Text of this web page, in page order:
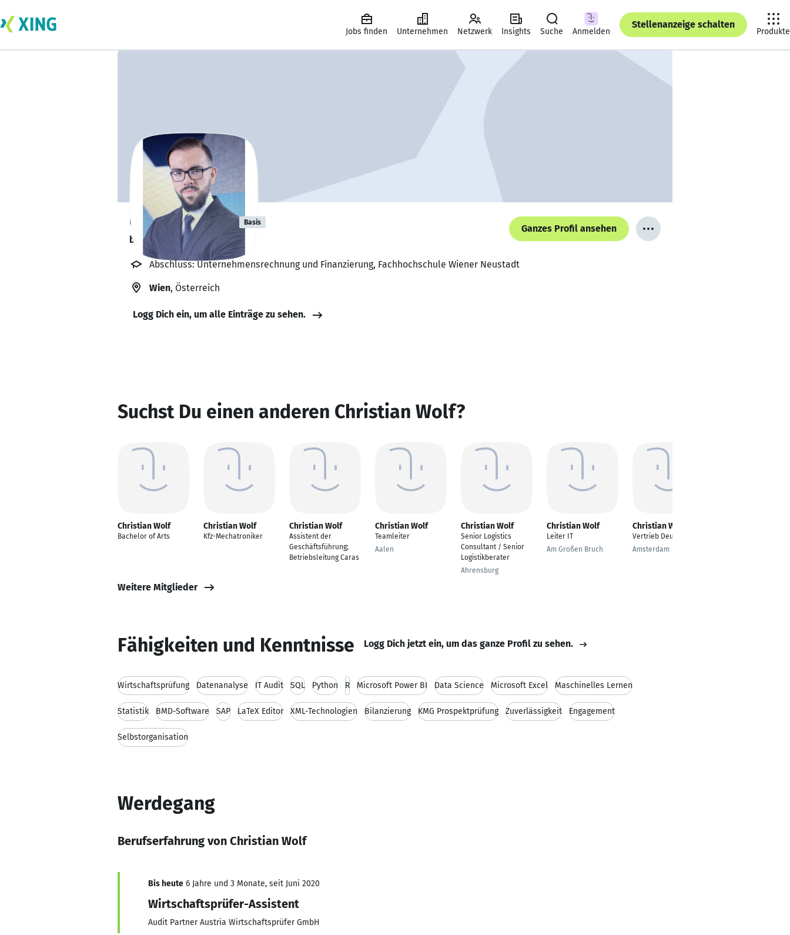
Jobs finden Unternehmen Netzwerk Insights Suche Anmelden
Stellenanzeige schalten
Produkte
Christian Wolf Basis
bildet sich zurzeit weiter. 🎓
Ganzes Profil ansehen
Abschluss: Unternehmensrechnung und Finanzierung, Fachhochschule Wiener Neustadt
Wien, Österreich
Logg Dich ein, um alle Einträge zu sehen.
Suchst Du einen anderen Christian Wolf?
Christian Wolf
Bachelor of Arts
Christian Wolf
Kfz-Mechatroniker
Christian Wolf
Assistent der
Geschäftsführung;
Betriebsleitung Caras
Christian Wolf
Teamleiter
Aalen
Christian Wolf
Senior Logistics
Consultant / Senior
Logistikberater
Ahrensburg
Christian Wolf
Leiter IT
Am Großen Bruch
Christian Wolf
Vertrieb Deutschland
Amsterdam
Weitere Mitglieder
Fähigkeiten und Kenntnisse Logg Dich jetzt ein, um das ganze Profil zu sehen.
Wirtschaftsprüfung Datenanalyse IT Audit SQL Python R Microsoft Power BI Data Science Microsoft Excel Maschinelles Lernen
Statistik BMD-Software SAP LaTeX Editor XML-Technologien Bilanzierung KMG Prospektprüfung Zuverlässigkeit Engagement
Selbstorganisation
Werdegang
Berufserfahrung von Christian Wolf
Bis heute 6 Jahre und 3 Monate, seit Juni 2020
Wirtschaftsprüfer-Assistent
Audit Partner Austria Wirtschaftsprüfer GmbH